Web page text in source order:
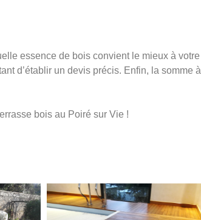
essence de bois convient le mieux à votre
d’établir un devis précis. Enfin, la somme à
bois au Poiré sur Vie !